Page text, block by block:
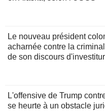
Le nouveau président
acharnée contre la
de son discours
L'offensive de Trump
se heurte à un obstacle